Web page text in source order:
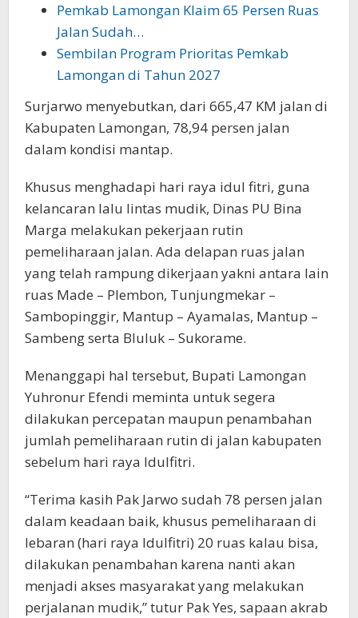
Pemkab Lamongan Klaim 65 Persen Ruas
Jalan Sudah…
Sembilan Program Prioritas Pemkab
Lamongan di Tahun 2027
Surjarwo menyebutkan, dari 665,47 KM jalan di
Kabupaten Lamongan, 78,94 persen jalan
dalam kondisi mantap.
Khusus menghadapi hari raya idul fitri, guna
kelancaran lalu lintas mudik, Dinas PU Bina
Marga melakukan pekerjaan rutin
pemeliharaan jalan. Ada delapan ruas jalan
yang telah rampung dikerjaan yakni antara lain
ruas Made – Plembon, Tunjungmekar –
Sambopinggir, Mantup – Ayamalas, Mantup –
Sambeng serta Bluluk – Sukorame.
Menanggapi hal tersebut, Bupati Lamongan
Yuhronur Efendi meminta untuk segera
dilakukan percepatan maupun penambahan
jumlah pemeliharaan rutin di jalan kabupaten
sebelum hari raya Idulfitri.
“Terima kasih Pak Jarwo sudah 78 persen jalan
dalam keadaan baik, khusus pemeliharaan di
lebaran (hari raya Idulfitri) 20 ruas kalau bisa,
dilakukan penambahan karena nanti akan
menjadi akses masyarakat yang melakukan
perjalanan mudik,” tutur Pak Yes, sapaan akrab